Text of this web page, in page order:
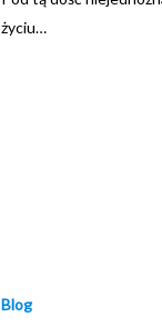
życiu…
Blog